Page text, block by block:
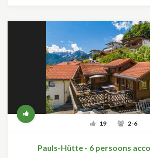
19 2-6
Pauls-Hütte - 6 persoons